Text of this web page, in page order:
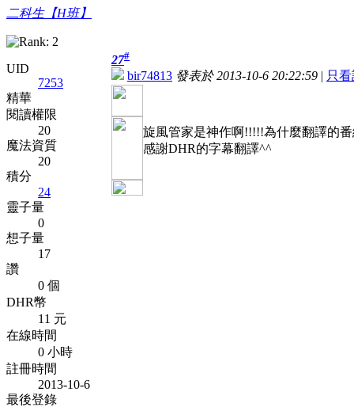
二科生【H班】
UID
7253
精華
閱讀權限
20
魔法資質
20
積分
24
靈子量
0
想子量
17
讚
0 個
DHR幣
11 元
在線時間
0 小時
註冊時間
2013-10-6
最後登錄
27#
bir74813 發表於 2013-10-6 20:22:59 | 只
旋風管家是神作啊!!!!!為什麼翻譯的
感謝DHR的字幕翻譯^^